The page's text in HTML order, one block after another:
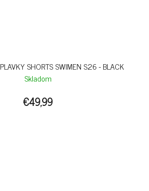
SHORTS SWIMEN S26 - BLACK
Skladom
€49,99